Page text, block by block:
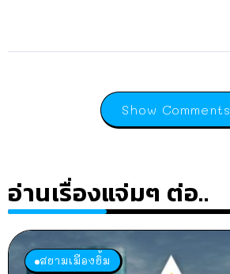
Show Comments
อ่านเรื่องแจ่มๆ ต่อ..
สยามเมืองยิ้ม